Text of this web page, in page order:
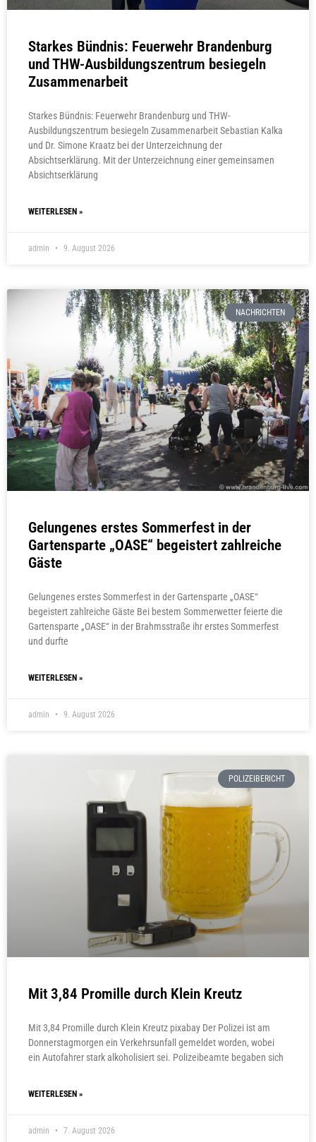
Starkes Bündnis: Feuerwehr Brandenburg
und THW-Ausbildungszentrum besiegeln
Zusammenarbeit
Starkes Bündnis: Feuerwehr Brandenburg und THW-
Ausbildungszentrum besiegeln Zusammenarbeit Sebastian Kalka
und Dr. Simone Kraatz bei der Unterzeichnung der
Absichtserklärung. Mit der Unterzeichnung einer gemeinsamen
Absichtserklärung
WEITERLESEN »
admin 9. August 2026
NACHRICHTEN
Gelungenes erstes Sommerfest in der
Gartensparte „OASE“ begeistert zahlreiche
Gäste
Gelungenes erstes Sommerfest in der Gartensparte „OASE“
begeistert zahlreiche Gäste Bei bestem Sommerwetter feierte die
Gartensparte „OASE“ in der Brahmsstraße ihr erstes Sommerfest
und durfte
WEITERLESEN »
admin 9. August 2026
POLIZEIBERICHT
Mit 3,84 Promille durch Klein Kreutz
Mit 3,84 Promille durch Klein Kreutz pixabay Der Polizei ist am
Donnerstagmorgen ein Verkehrsunfall gemeldet worden, wobei
ein Autofahrer stark alkoholisiert sei. Polizeibeamte begaben sich
WEITERLESEN »
admin 7. August 2026